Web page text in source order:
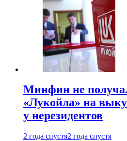
Минфин не
«Лукойла» на
у нерезидентов
2 года спустя2 года спустя